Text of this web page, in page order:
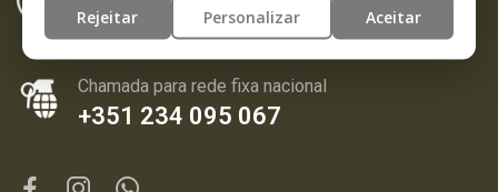
10:00 - 13:00 / 14:00 - 19:00
Chamada para rede fixa nacional
+351 234 095 067
Rejeitar
Personalizar Aceitar